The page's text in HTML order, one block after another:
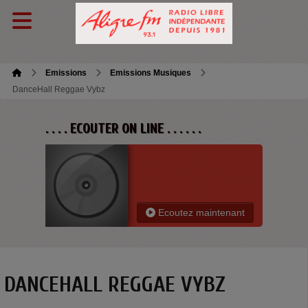
Emissions
Emissions Musiques
DanceHall Reggae Vybz
. . . . ECOUTER ON LINE . . . . . .
Ecoutez maintenant
DANCEHALL REGGAE VYBZ